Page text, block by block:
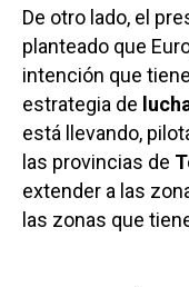
De otro lado, el
planteado que
intención que
estrategia de
está llevando,
las provincias de
extender a las
las zonas que